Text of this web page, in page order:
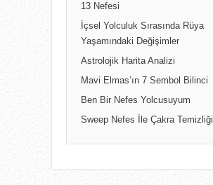
13 Nefesi
İçsel Yolculuk Sırasında Rüya
Yaşamındaki Değişimler
Astrolojik Harita Analizi
Mavi Elmas’ın 7 Sembol Bilinci
Ben Bir Nefes Yolcusuyum
Sweep Nefes İle Çakra Temizliği